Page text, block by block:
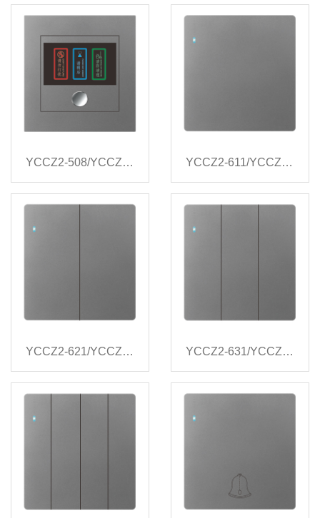
YCCZ2-508/YCCZ2-701 YCCZ2-611/YCCZ2-612/YCCZ2-613
YCCZ2-621/YCCZ2-622/YCCZ2-623 YCCZ2-631/YCCZ2-632